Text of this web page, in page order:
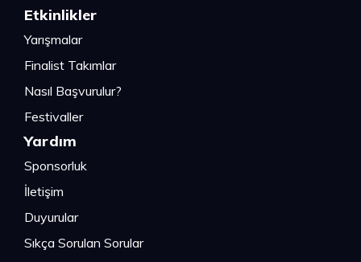
Etkinlikler
Yarışmalar
Finalist Takımlar
Nasıl Başvurulur?
Festivaller
Yardım
Sponsorluk
İletişim
Duyurular
Sıkça Sorulan Sorular